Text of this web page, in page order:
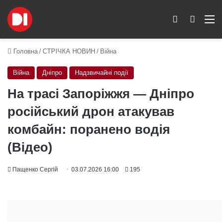
Пошук
Switch skin
Головна / СТРІЧКА НОВИН / Війна
Війна Дніпро Надзвичайні події
На трасі Запоріжжя — Дніпро
російський дрон атакував
комбайн: поранено водія
(Відео)
Пащенко Сергій 03.07.2026 16:00 195